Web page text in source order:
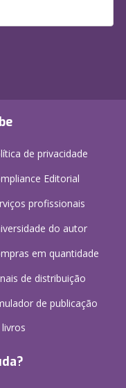
de privacidade
Editorial
profissionais
do autor
em quantidade
de distribuição
de publicação
livros